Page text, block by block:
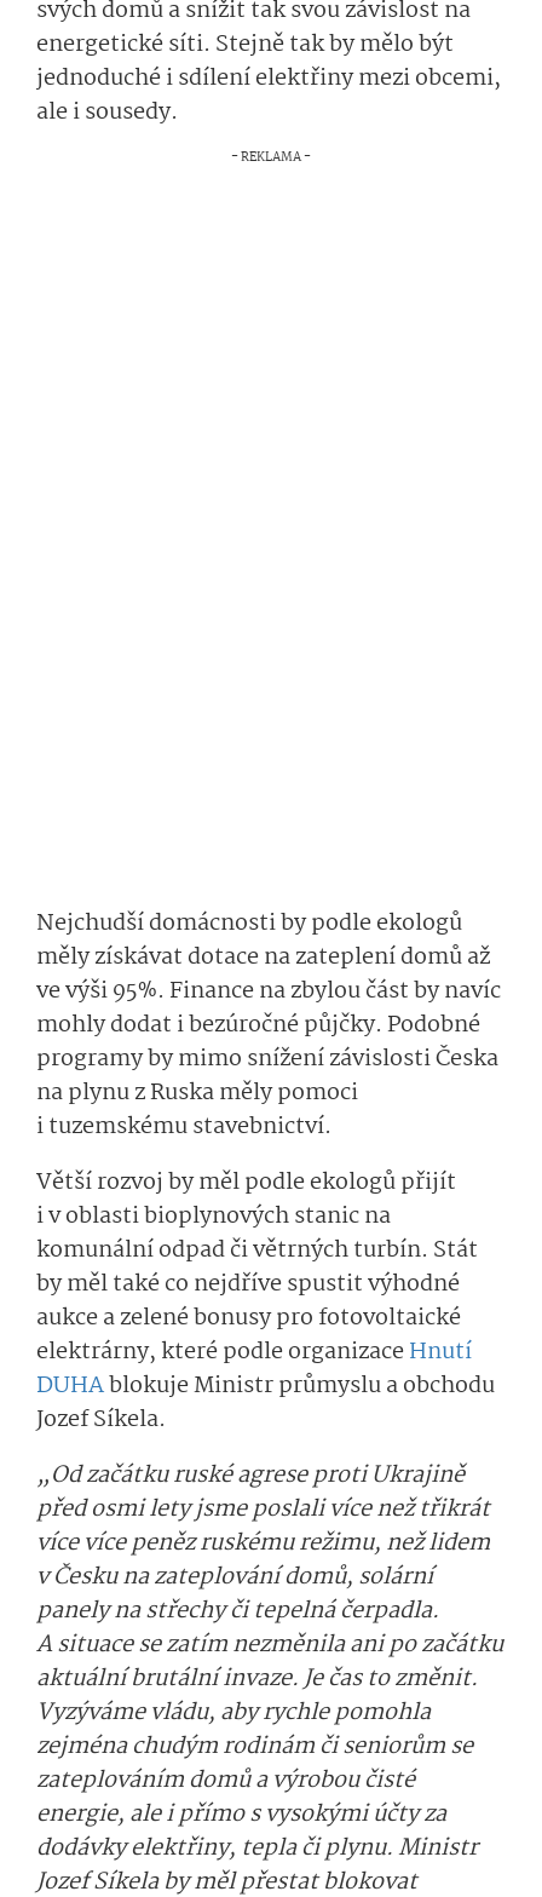
svých domů a snížit tak svou závislost na
energetické síti. Stejně tak by mělo být
jednoduché i sdílení elektřiny mezi obcemi,
ale i sousedy.
Nejchudší domácnosti by podle ekologů
měly získávat dotace na zateplení domů až
ve výši 95%. Finance na zbylou část by navíc
mohly dodat i bezúročné půjčky. Podobné
programy by mimo snížení závislosti Česka
na plynu z Ruska měly pomoci
i tuzemskému stavebnictví.
Větší rozvoj by měl podle ekologů přijít
i v oblasti bioplynových stanic na
komunální odpad či větrných turbín. Stát
by měl také co nejdříve spustit výhodné
aukce a zelené bonusy pro fotovoltaické
elektrárny, které podle organizaceHnutí
DUHAblokuje Ministr průmyslu a obchodu
Jozef Síkela.
„Od začátku ruské agrese proti Ukrajině
před osmi lety jsme poslali více než třikrát
více více peněz ruskému režimu, než lidem
v Česku na zateplování domů, solární
panely na střechy či tepelná čerpadla.
A situace se zatím nezměnila ani po začátku
aktuální brutální invaze. Je čas to změnit.
Vyzýváme vládu, aby rychle pomohla
zejména chudým rodinám či seniorům se
zateplováním domů a výrobou čisté
energie, ale i přímo s vysokými účty za
dodávky elektřiny, tepla či plynu. Ministr
Jozef Síkela by měl přestat blokovat